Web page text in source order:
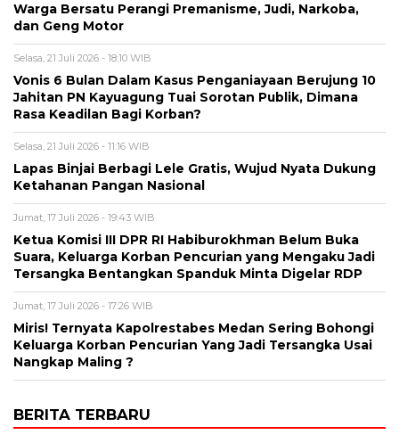
Warga Bersatu Perangi Premanisme, Judi, Narkoba,
dan Geng Motor
Selasa, 21 Juli 2026 - 18:10 WIB
Vonis 6 Bulan Dalam Kasus Penganiayaan Berujung 10
Jahitan PN Kayuagung Tuai Sorotan Publik, Dimana
Rasa Keadilan Bagi Korban?
Selasa, 21 Juli 2026 - 11:16 WIB
Lapas Binjai Berbagi Lele Gratis, Wujud Nyata Dukung
Ketahanan Pangan Nasional
Jumat, 17 Juli 2026 - 19:43 WIB
Ketua Komisi III DPR RI Habiburokhman Belum Buka
Suara, Keluarga Korban Pencurian yang Mengaku Jadi
Tersangka Bentangkan Spanduk Minta Digelar RDP
Jumat, 17 Juli 2026 - 17:26 WIB
Miris! Ternyata Kapolrestabes Medan Sering Bohongi
Keluarga Korban Pencurian Yang Jadi Tersangka Usai
Nangkap Maling ?
BERITA TERBARU